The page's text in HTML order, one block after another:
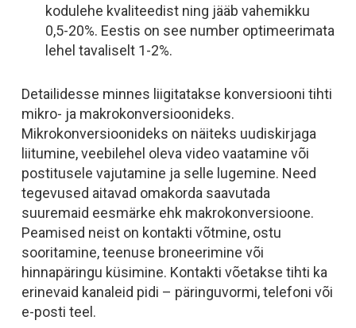
kodulehe kvaliteedist ning jääb vahemikku
0,5-20%. Eestis on see number optimeerimata
lehel tavaliselt 1-2%.
Detailidesse minnes liigitatakse konversiooni tihti
mikro- ja makrokonversioonideks.
Mikrokonversioonideks on näiteks uudiskirjaga
liitumine, veebilehel oleva video vaatamine või
postitusele vajutamine ja selle lugemine. Need
tegevused aitavad omakorda saavutada
suuremaid eesmärke ehk makrokonversioone.
Peamised neist on kontakti võtmine, ostu
sooritamine, teenuse broneerimine või
hinnapäringu küsimine. Kontakti võetakse tihti ka
erinevaid kanaleid pidi – päringuvormi, telefoni või
e-posti teel.